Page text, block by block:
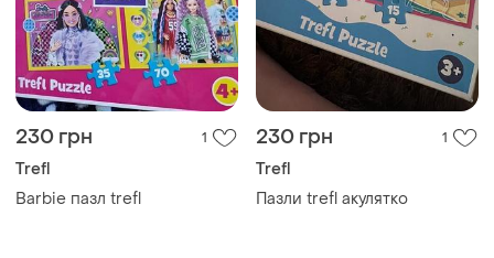
230 грн 1
Trefl
Barbie пазл trefl
230 грн 1
Trefl
Пазли trefl акулятко